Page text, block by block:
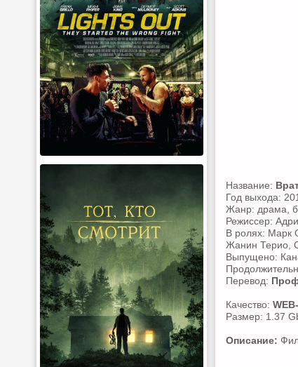
Название:
Год выхода:
Жанр: драма,
Режиссер:
В ролях: Марк
Жанин Терио,
Выпущено:
Перевод:
Качество:
Размер: 1.37
Описание: